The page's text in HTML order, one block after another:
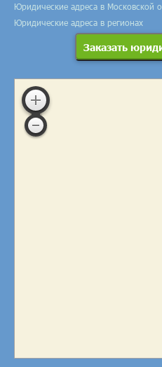
Юридические адреса в Московской
Юридические адреса в регионах
Заказать